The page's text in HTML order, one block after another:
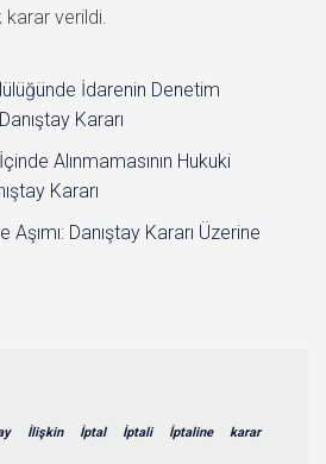
verildi.
İdarenin Denetim
Kararı
Alınmamasının Hukuki
Kararı
Danıştay Kararı Üzerine
İlişkin İptal İptali İptaline karar